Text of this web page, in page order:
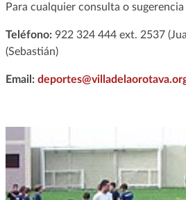
Para cualquier consulta o
Teléfono:922 324 444 ext. 2537
(Sebastián)
Email: